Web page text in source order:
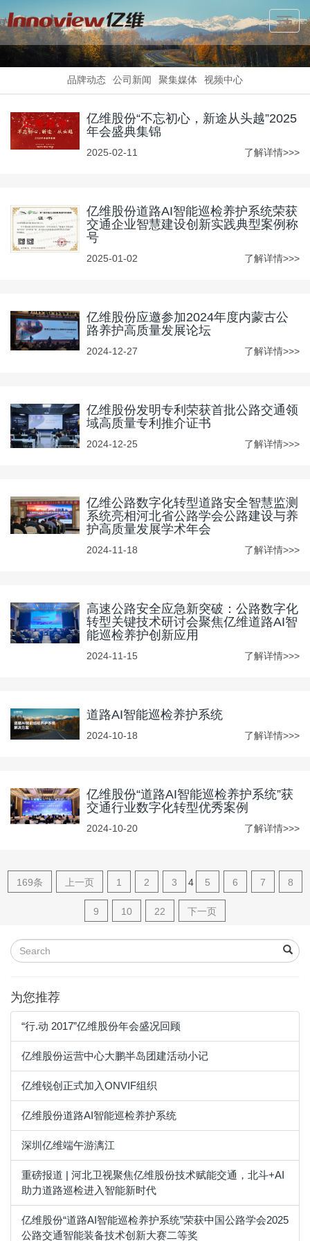
品牌动态 公司新闻 聚集媒体 视频中心
亿维股份“不忘初心，新途从头越”2025
年会盛典集锦
2025-02-11 了解详情>>>
亿维股份道路AI智能巡检养护系统荣获
交通企业智慧建设创新实践典型案例称
号
2025-01-02 了解详情>>>
亿维股份应邀参加2024年度内蒙古公
路养护高质量发展论坛
2024-12-27 了解详情>>>
亿维股份发明专利荣获首批公路交通领
域高质量专利推介证书
2024-12-25 了解详情>>>
亿维公路数字化转型道路安全智慧监测
系统亮相河北省公路学会公路建设与养
护高质量发展学术年会
2024-11-18 了解详情>>>
高速公路安全应急新突破：公路数字化
转型关键技术研讨会聚焦亿维道路AI智
能巡检养护创新应用
2024-11-15 了解详情>>>
道路AI智能巡检养护系统
2024-10-18 了解详情>>>
亿维股份“道路AI智能巡检养护系统”获
交通行业数字化转型优秀案例
2024-10-20 了解详情>>>
169条 上一页 1 2 3 4 5 6 7 8
9 10 22 下一页
为您推荐
“行.动 2017”亿维股份年会盛况回顾
亿维股份运营中心大鹏半岛团建活动小记
亿维锐创正式加入ONVIF组织
亿维股份道路AI智能巡检养护系统
深圳亿维端午游漓江
重磅报道 | 河北卫视聚焦亿维股份技术赋能交通，北斗+AI
助力道路巡检进入智能新时代
亿维股份“道路AI智能巡检养护系统”荣获中国公路学会2025
公路交通智能装备技术创新大赛二等奖